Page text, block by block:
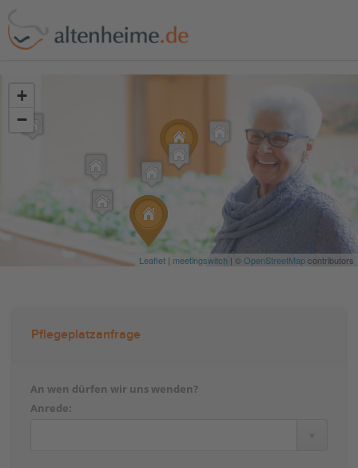
+
−
Leaflet | meetingswitch | ©OpenStreetMapcontributors
Pflegeplatzanfrage
An wen dürfen wir uns wenden?
Anrede: